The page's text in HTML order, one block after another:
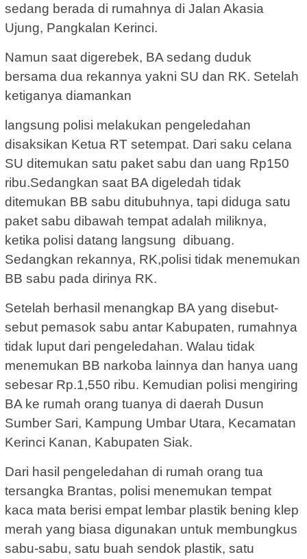
sedang berada di rumahnya di Jalan Akasia
Ujung, Pangkalan Kerinci.
Namun saat digerebek, BA sedang duduk
bersama dua rekannya yakni SU dan RK. Setelah
ketiganya diamankan
langsung polisi melakukan pengeledahan
disaksikan Ketua RT setempat. Dari saku celana
SU ditemukan satu paket sabu dan uang Rp150
ribu.Sedangkan saat BA digeledah tidak
ditemukan BB sabu ditubuhnya, tapi diduga satu
paket sabu dibawah tempat adalah miliknya,
ketika polisi datang langsung dibuang.
Sedangkan rekannya, RK,polisi tidak menemukan
BB sabu pada dirinya RK.
Setelah berhasil menangkap BA yang disebut-
sebut pemasok sabu antar Kabupaten, rumahnya
tidak luput dari pengeledahan. Walau tidak
menemukan BB narkoba lainnya dan hanya uang
sebesar Rp.1,550 ribu. Kemudian polisi mengiring
BA ke rumah orang tuanya di daerah Dusun
Sumber Sari, Kampung Umbar Utara, Kecamatan
Kerinci Kanan, Kabupaten Siak.
Dari hasil pengeledahan di rumah orang tua
tersangka Brantas, polisi menemukan tempat
kaca mata berisi empat lembar plastik bening klep
merah yang biasa digunakan untuk membungkus
sabu-sabu, satu buah sendok plastik, satu